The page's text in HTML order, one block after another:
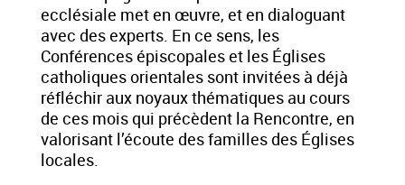
ecclésiale met en œuvre, et en dialoguant
avec des experts. En ce sens, les
Conférences épiscopales et les Églises
catholiques orientales sont invitées à déjà
réfléchir aux noyaux thématiques au cours
de ces mois qui précèdent la Rencontre, en
valorisant l’écoute des familles des Églises
locales.